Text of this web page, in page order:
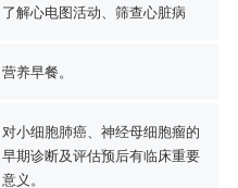
了解心电图活动、筛查心脏病
营养早餐。
对小细胞肺癌、神经母细胞瘤的
早期诊断及评估预后有临床重要
意义。